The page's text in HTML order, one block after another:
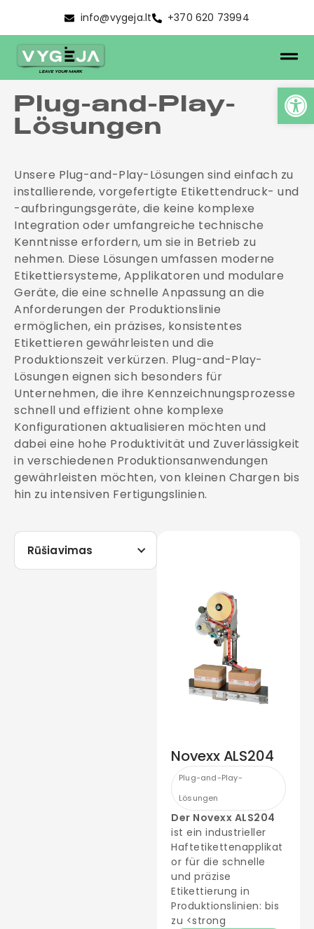
info@vygeja.lt +370 620 73994
Plug-and-Play-
Lösungen
Unsere Plug-and-Play-Lösungen sind einfach zu
installierende, vorgefertigte Etikettendruck- und
-aufbringungsgeräte, die keine komplexe
Integration oder umfangreiche technische
Kenntnisse erfordern, um sie in Betrieb zu
nehmen. Diese Lösungen umfassen moderne
Etikettiersysteme, Applikatoren und modulare
Geräte, die eine schnelle Anpassung an die
Anforderungen der Produktionslinie
ermöglichen, ein präzises, konsistentes
Etikettieren gewährleisten und die
Produktionszeit verkürzen. Plug-and-Play-
Lösungen eignen sich besonders für
Unternehmen, die ihre Kennzeichnungsprozesse
schnell und effizient ohne komplexe
Konfigurationen aktualisieren möchten und
dabei eine hohe Produktivität und Zuverlässigkeit
in verschiedenen Produktionsanwendungen
gewährleisten möchten, von kleinen Chargen bis
hin zu intensiven Fertigungslinien.
Novexx ALS204
Plug-and-Play-
Lösungen
Der Novexx ALS204
ist ein industrieller
Haftetikettenapplikat
or für die schnelle
und präzise
Etikettierung in
Produktionslinien: bis
zu <strong
Rūšiavimas